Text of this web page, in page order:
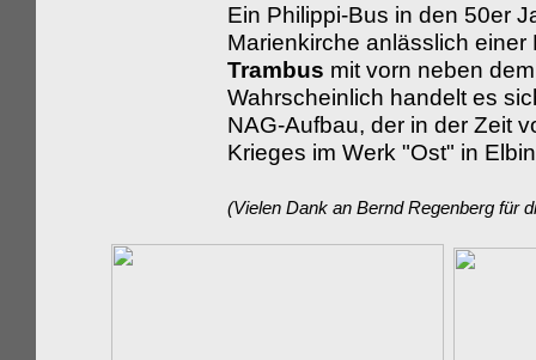
Ein Philippi-Bus in den 50er
Marienkirche anlässlich
Trambus mit vorn neben
Wahrscheinlich handelt es
NAG-Aufbau, der in der Zeit
Krieges im Werk "Ost" in
(Vielen Dank an Bernd Regenberg für